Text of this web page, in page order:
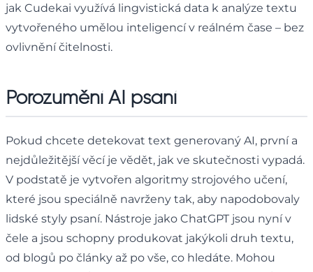
jak Cudekai využívá lingvistická data k analýze textu
vytvořeného umělou inteligencí v reálném čase – bez
ovlivnění čitelnosti.
Porozumění AI psaní
Pokud chcete detekovat text generovaný AI, první a
nejdůležitější věcí je vědět, jak ve skutečnosti vypadá.
V podstatě je vytvořen algoritmy strojového učení,
které jsou speciálně navrženy tak, aby napodobovaly
lidské styly psaní. Nástroje jako ChatGPT jsou nyní v
čele a jsou schopny produkovat jakýkoli druh textu,
od blogů po články až po vše, co hledáte. Mohou